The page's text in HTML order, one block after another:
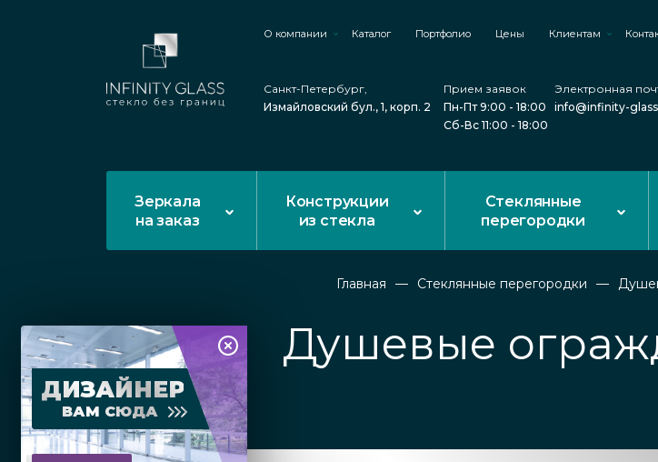
О компании Каталог Портфолио Цены Клиентам
Санкт-Петербург,
Измайловский бул., 1, корп. 2
Прием заявок
Пн-Пт 9:00 - 18:00
Сб-Вс 11:00 - 18:00
Электронная
info@infinity-
Зеркала
на заказ
Конструкции
из стекла
Стеклянные
перегородки
Главная Стеклянные перегородки
Душевые
ДИЗАЙНЕР
ВАМ СЮДА